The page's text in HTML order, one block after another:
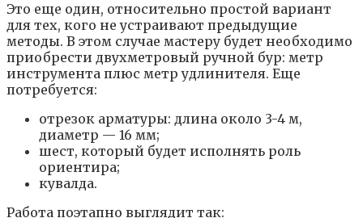
Это еще один, относительно простой вариант
для тех, кого не устраивают предыдущие
методы. В этом случае мастеру будет необходимо
приобрести двухметровый ручной бур: метр
инструмента плюс метр удлинителя. Еще
потребуется:
отрезок арматуры: длина около 3-4 м,
диаметр — 16 мм;
шест, который будет исполнять роль
ориентира;
кувалда.
Работа поэтапно выглядит так: